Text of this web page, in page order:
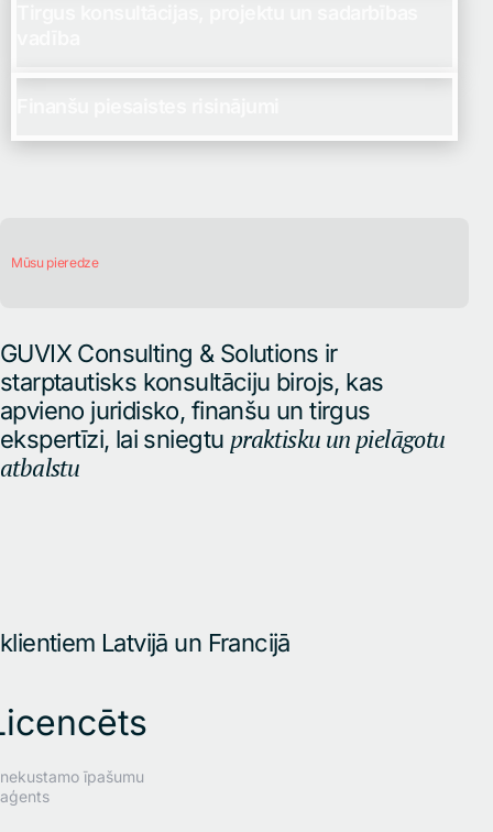
Mūsu pieredze
GUVIX Consulting & Solutions ir
starptautisks konsultāciju birojs, kas
apvieno juridisko, finanšu un tirgus
ekspertīzi, lai sniegtu praktisku un pielāgotu
atbalstu
klientiem Latvijā un Francijā
nekustamo īpašumu
aģents